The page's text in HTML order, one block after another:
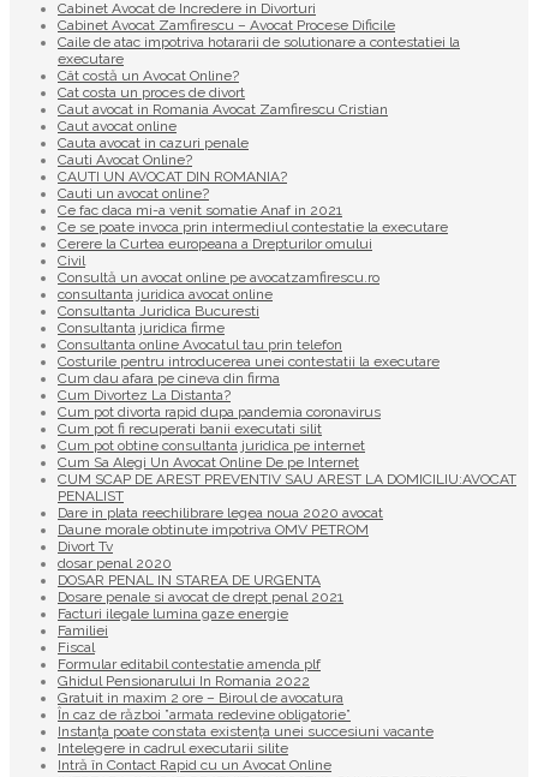
Cabinet Avocat de Incredere in Divorturi
Cabinet Avocat Zamfirescu – Avocat Procese Dificile
Caile de atac impotriva hotararii de solutionare a contestatiei la
executare
Cât costă un Avocat Online?
Cat costa un proces de divort
Caut avocat in Romania Avocat Zamfirescu Cristian
Caut avocat online
Cauta avocat in cazuri penale
Cauti Avocat Online?
CAUTI UN AVOCAT DIN ROMANIA?
Cauti un avocat online?
Ce fac daca mi-a venit somatie Anaf in 2021
Ce se poate invoca prin intermediul contestatie la executare
Cerere la Curtea europeana a Drepturilor omului
Civil
Consultă un avocat online pe avocatzamfirescu.ro
consultanta juridica avocat online
Consultanta Juridica Bucuresti
Consultanta juridica firme
Consultanta online Avocatul tau prin telefon
Costurile pentru introducerea unei contestatii la executare
Cum dau afara pe cineva din firma
Cum Divortez La Distanta?
Cum pot divorta rapid dupa pandemia coronavirus
Cum pot fi recuperati banii executati silit
Cum pot obtine consultanta juridica pe internet
Cum Sa Alegi Un Avocat Online De pe Internet
CUM SCAP DE AREST PREVENTIV SAU AREST LA DOMICILIU:AVOCAT
PENALIST
Dare in plata reechilibrare legea noua 2020 avocat
Daune morale obtinute impotriva OMV PETROM
Divort Tv
dosar penal 2020
DOSAR PENAL IN STAREA DE URGENTA
Dosare penale si avocat de drept penal 2021
Facturi ilegale lumina gaze energie
Familiei
Fiscal
Formular editabil contestatie amenda plf
Ghidul Pensionarului In Romania 2022
Gratuit in maxim 2 ore – Biroul de avocatura
În caz de război ”armata redevine obligatorie”
Instanța poate constata existenţa unei succesiuni vacante
Intelegere in cadrul executarii silite
Intră în Contact Rapid cu un Avocat Online